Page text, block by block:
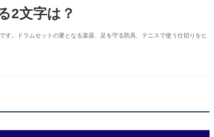
2文字は？
。ドラムセットの要となる楽器、足を守る防具、テニスで使う仕切りをヒ